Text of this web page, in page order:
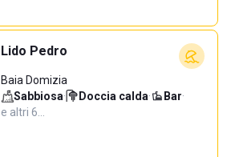
Lido Pedro
Baia Domizia
Sabbiosa· Doccia calda· Bar·
e altri 6…